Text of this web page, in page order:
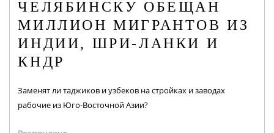
ЧЕЛЯБИНСКУ ОБЕЩАН
МИЛЛИОН МИГРАНТОВ ИЗ
ИНДИИ, ШРИ-ЛАНКИ И
КНДР
Заменят ли таджиков и узбеков на стройках и заводах
рабочие из Юго-Восточной Азии?